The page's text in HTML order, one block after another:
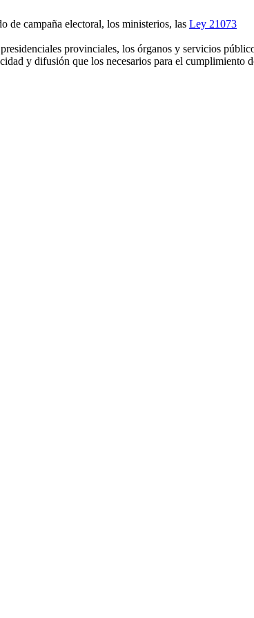
de campaña electoral, los ministerios, las Ley 21073
provinciales, los órganos y servicios
y difusión que los necesarios para el cumplimiento